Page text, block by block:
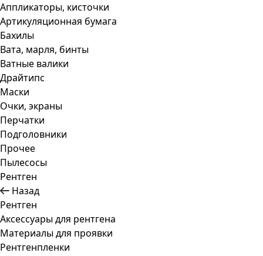
Аппликаторы, кисточки
Артикуляционная бумага
Бахилы
Вата, марля, бинты
Ватные валики
Драйтипс
Маски
Очки, экраны
Перчатки
Подголовники
Прочее
Пылесосы
Рентген
Назад
Рентген
Аксессуары для рентгена
Материалы для проявки
Рентгенпленки